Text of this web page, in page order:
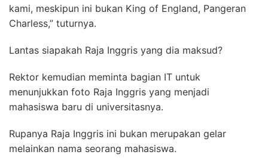
kami, meskipun ini bukan King of England, Pangeran
Charless,” tuturnya.
Lantas siapakah Raja Inggris yang dia maksud?
Rektor kemudian meminta bagian IT untuk
menunjukkan foto Raja Inggris yang menjadi
mahasiswa baru di universitasnya.
Rupanya Raja Inggris ini bukan merupakan gelar
melainkan nama seorang mahasiswa.